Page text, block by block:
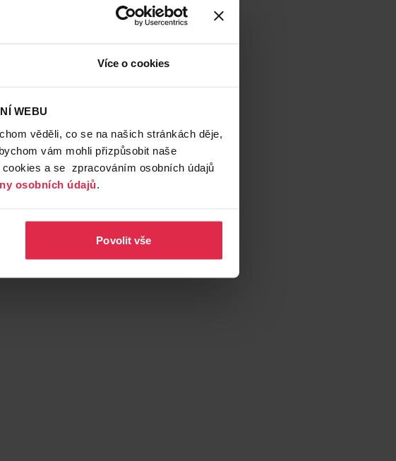
Více o cookies
WEBU
věděli, co se na našich stránkách děje,
vám mohli přizpůsobit naše
a se zpracováním osobních údajů
osobních údajů.
Povolit vše